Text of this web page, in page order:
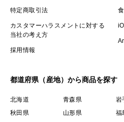
特定商取引法
カスタマーハラスメントに対する
当社の考え方
採用情報
都道府県（産地）から商品を探す
北海道 青森県 岩
秋田県
山形県 福